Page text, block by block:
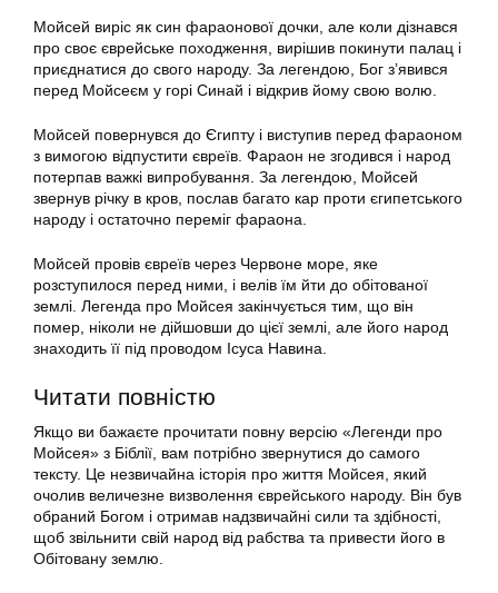
Мойсей виріс як син фараонової дочки, але коли дізнався
про своє єврейське походження, вирішив покинути палац і
приєднатися до свого народу. За легендою, Бог з’явився
перед Мойсеєм у горі Синай і відкрив йому свою волю.
Мойсей повернувся до Єгипту і виступив перед фараоном
з вимогою відпустити євреїв. Фараон не згодився і народ
потерпав важкі випробування. За легендою, Мойсей
звернув річку в кров, послав багато кар проти єгипетського
народу і остаточно переміг фараона.
Мойсей провів євреїв через Червоне море, яке
розступилося перед ними, і велів їм йти до обітованої
землі. Легенда про Мойсея закінчується тим, що він
помер, ніколи не дійшовши до цієї землі, але його народ
знаходить її під проводом Ісуса Навина.
Читати повністю
Якщо ви бажаєте прочитати повну версію «Легенди про
Мойсея» з Біблії, вам потрібно звернутися до самого
тексту. Це незвичайна історія про життя Мойсея, який
очолив величезне визволення єврейського народу. Він був
обраний Богом і отримав надзвичайні сили та здібності,
щоб звільнити свій народ від рабства та привести його в
Обітовану землю.